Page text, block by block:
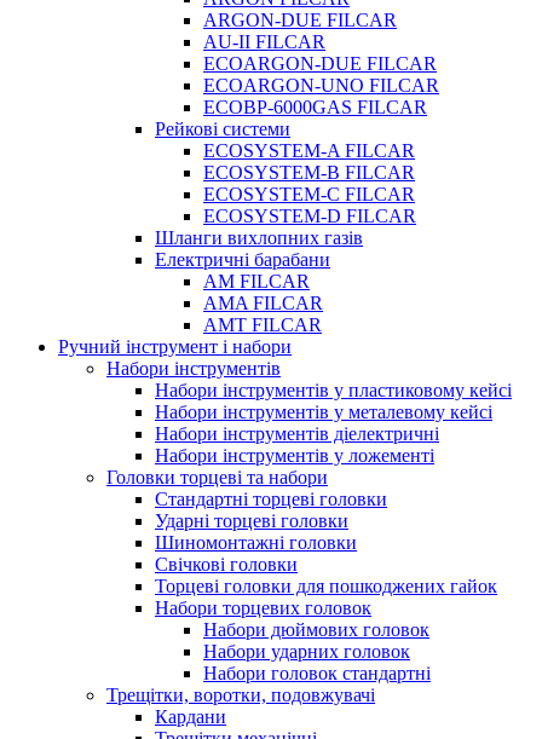
ARGON-DUE FILCAR
AU-II FILCAR
ECOARGON-DUE FILCAR
ECOARGON-UNO FILCAR
ECOBP-6000GAS FILCAR
Рейкові системи
ECOSYSTEM-A FILCAR
ECOSYSTEM-B FILCAR
ECOSYSTEM-C FILCAR
ECOSYSTEM-D FILCAR
Шланги вихлопних газів
Електричні барабани
AM FILCAR
AMA FILCAR
AMT FILCAR
Ручний інструмент і набори
Набори інструментів
Набори інструментів у пластиковому кейсі
Набори інструментів у металевому кейсі
Набори інструментів діелектричні
Набори інструментів у ложементі
Головки торцеві та набори
Стандартні торцеві головки
Ударні торцеві головки
Шиномонтажні головки
Свічкові головки
Торцеві головки для пошкоджених гайок
Набори торцевих головок
Набори дюймових головок
Набори ударних головок
Набори головок стандартні
Трещітки, воротки, подовжувачі
Кардани